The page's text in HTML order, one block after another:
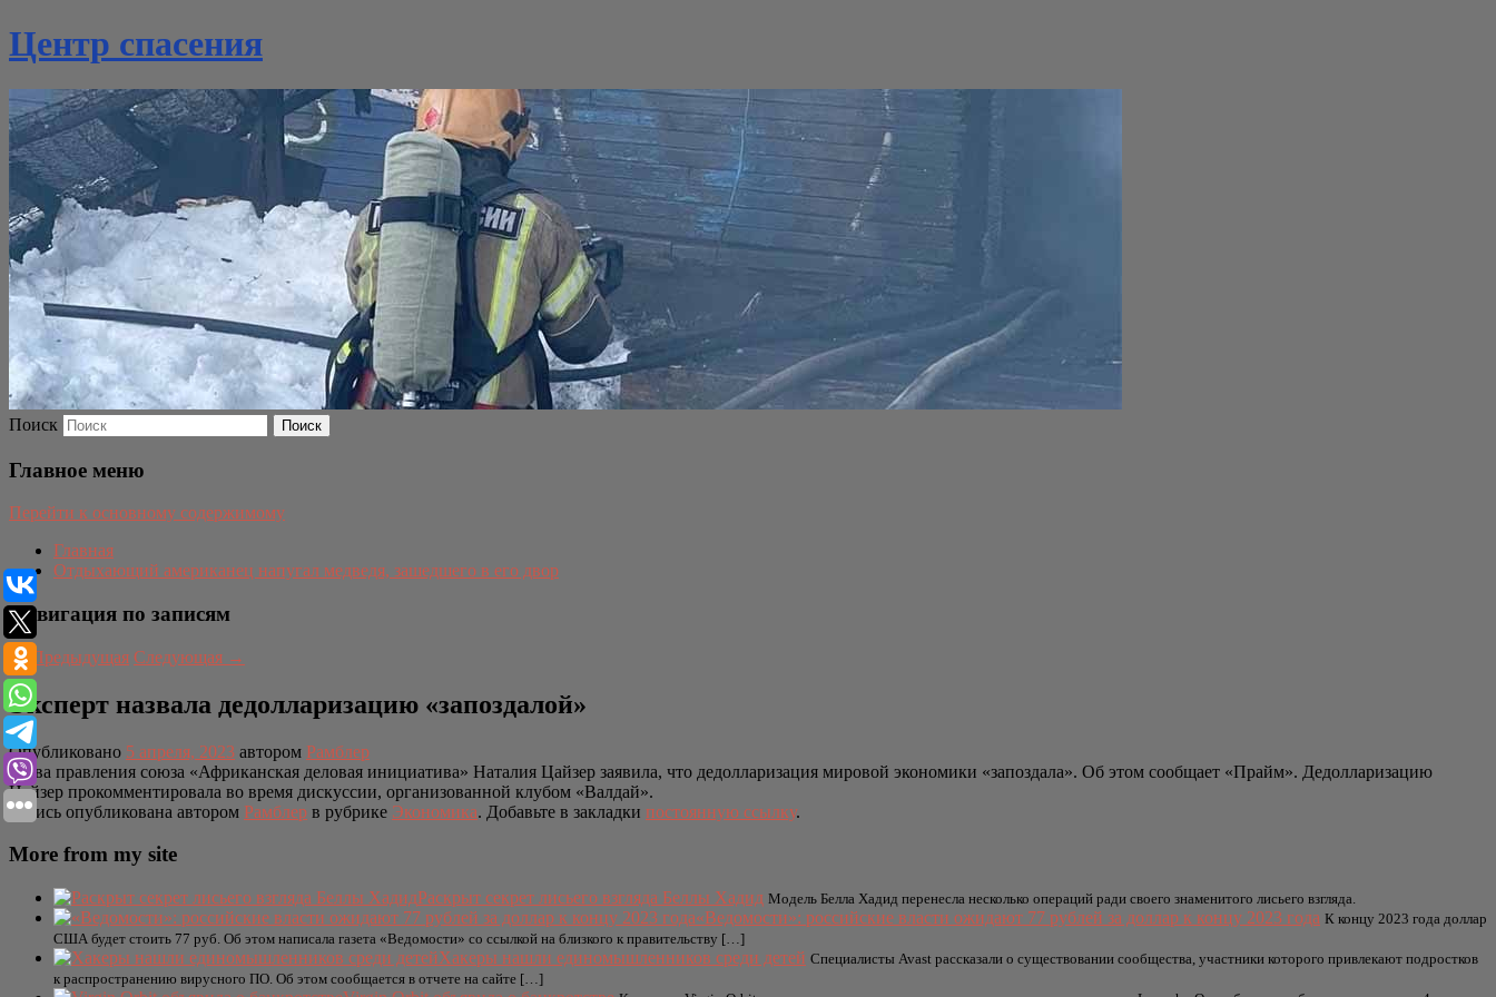
Центр спасения
Поиск
Главное меню
Перейти к основному содержимому
Главная
Отдыхающий американец напугал медведя, зашедшего в его двор
Навигация по записям
←Предыдущая Следующая →
Эксперт назвала дедолларизацию «запоздалой»
Опубликовано 5 апреля, 2023 автором Рамблер
Глава правления союза «Африканская деловая инициатива» Наталия Цайзер заявила, что дедолларизация мировой экономики «запоздала». Об этом сообщает «Прайм». Дедолларизацию
Цайзер прокомментировала во время дискуссии, организованной клубом «Валдай».
Запись опубликована автором Рамблер в рубрике Экономика. Добавьте в закладки постоянную ссылку.
More from my site
Раскрыт секрет лисьего взгляда Беллы Хадид Модель Белла Хадид перенесла несколько операций ради своего знаменитого лисьего взгляда.
«Ведомости»: российские власти ожидают 77 рублей за доллар к концу 2023 года К концу 2023 года доллар
США будет стоить 77 руб. Об этом написала газета «Ведомости» со ссылкой на близкого к правительству […]
Хакеры нашли единомышленников среди детей Специалисты Avast рассказали о существовании сообщества, участники которого привлекают подростков
к распространению вирусного ПО. Об этом сообщается в отчете на сайте […]